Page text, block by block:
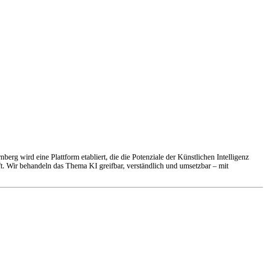
wird eine Plattform etabliert, die die Potenziale der Künstlichen Intelligenz
behandeln das Thema KI greifbar, verständlich und umsetzbar – mit